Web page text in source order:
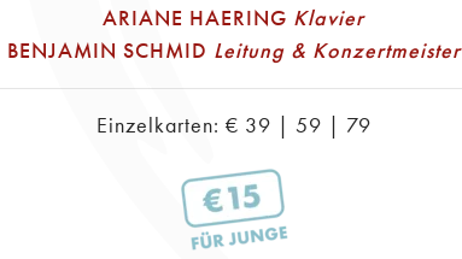
ARIANE HAERING Klavier
BENJAMIN SCHMID Leitung & Konzertmeister
Einzelkarten: € 39 | 59 | 79